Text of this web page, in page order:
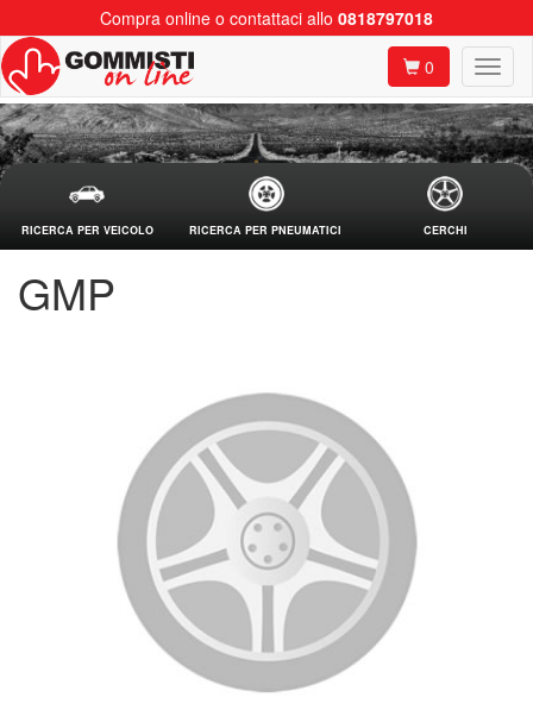
Compra online o contattaci allo 0818797018
0
RICERCA PER VEICOLO RICERCA PER PNEUMATICI CERCHI
GMP